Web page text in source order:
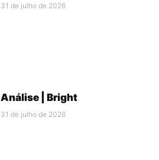
31 de julho de 2026
Análise | Bright
31 de julho de 2026